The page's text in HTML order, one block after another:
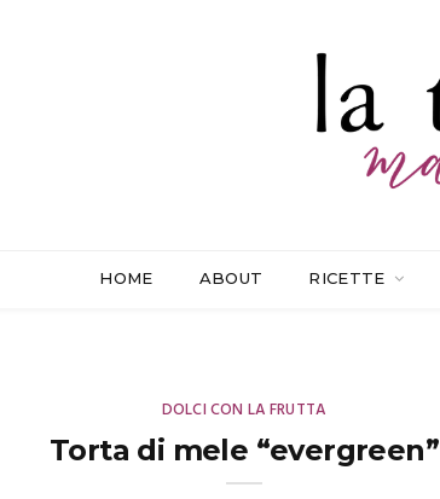
HOME ABOUT RICETTE
DOLCI CON LA FRUTTA
Torta di mele “evergreen”